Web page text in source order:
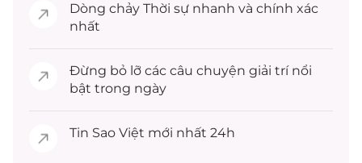
Dòng chảy Thời sự nhanh và chính xác
nhất
Đừng bỏ lỡ các câu chuyện giải trínổi
bật trong ngày
Tin Sao Việt mới nhất 24h